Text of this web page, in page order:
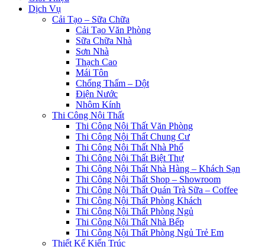
Dịch Vụ
Cải Tạo – Sữa Chữa
Cải Tạo Văn Phòng
Sữa Chữa Nhà
Sơn Nhà
Thạch Cao
Mái Tôn
Chống Thấm – Dột
Điện Nước
Nhôm Kính
Thi Công Nội Thất
Thi Công Nội Thất Văn Phòng
Thi Công Nội Thất Chung Cư
Thi Công Nội Thất Nhà Phố
Thi Công Nội Thất Biệt Thự
Thi Công Nội Thất Nhà Hàng – Khách Sạn
Thi Công Nội Thất Shop – Showroom
Thi Công Nội Thất Quán Trà Sữa – Coffee
Thi Công Nội Thất Phòng Khách
Thi Công Nội Thất Phòng Ngủ
Thi Công Nội Thất Nhà Bếp
Thi Công Nội Thất Phòng Ngủ Trẻ Em
Thiết Kế Kiến Trúc